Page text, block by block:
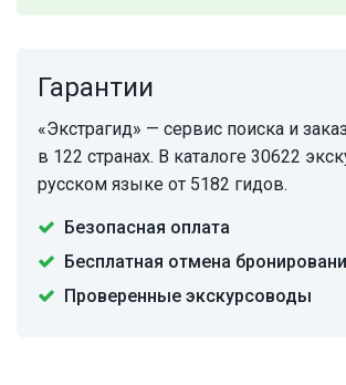
Гарантии
«Экстрагид» — сервис поиска и
в 122 странах. В каталоге 30622
русском языке от 5182 гидов.
Безопасная оплата
Бесплатная отмена
Проверенные экскурсоводы